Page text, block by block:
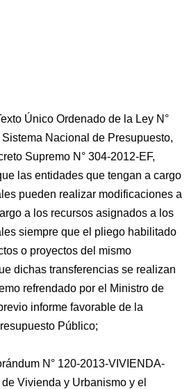
Único Ordenado de la Ley N°
Nacional de Presupuesto,
Supremo N° 304-2012-EF,
las entidades que tengan a cargo
pueden realizar modificaciones a
a los recursos asignados a los
siempre que el pliego habilitado
o proyectos del mismo
dichas transferencias se realizan
refrendado por el Ministro de
informe favorable de la
Público;
N° 120-2013-VIVIENDA-
Vivienda y Urbanismo y el